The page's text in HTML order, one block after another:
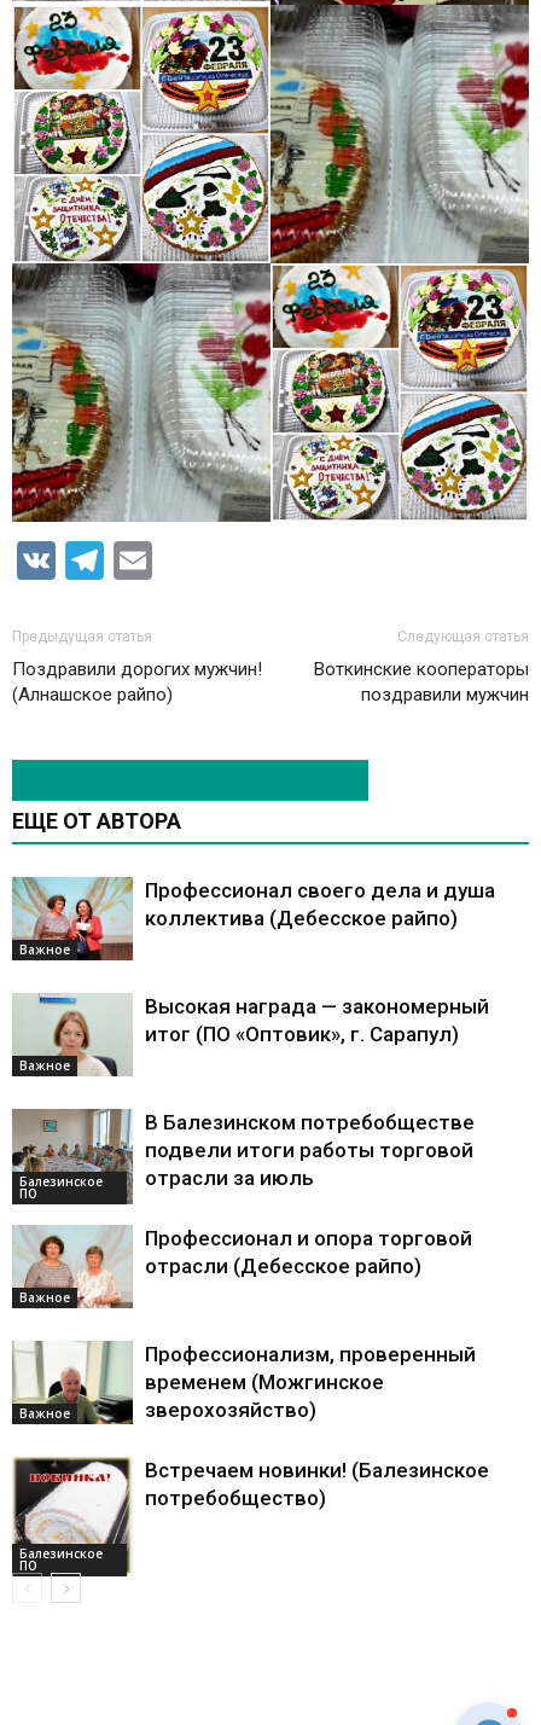
VK Telegram
Предыдущая статья
Поздравили дорогих мужчин!
(Алнашское райпо)
Следующая статья
Воткинские кооператоры
поздравили мужчин
ЕЩЕ ОТ АВТОРА
Важное
Профессионал своего дела и душа
коллектива (Дебесское райпо)
Важное
Высокая награда — закономерный
итог (ПО «Оптовик», г. Сарапул)
Балезинское
ПО
В Балезинском потребобществе
подвели итоги работы торговой
отрасли за июль
Важное
Профессионал и опора торговой
отрасли (Дебесское райпо)
Важное
Профессионализм, проверенный
временем (Можгинское
зверохозяйство)
Балезинское
ПО
Встречаем новинки! (Балезинское
потребобщество)